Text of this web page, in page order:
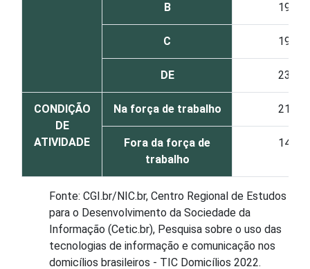
B 19
C 19
DE 23
CONDIÇÃO
DE
ATIVIDADE
Na força de trabalho 21
Fora da força de
trabalho
14
Fonte: CGI.br/NIC.br, Centro Regional de Estudos
para o Desenvolvimento da Sociedade da
Informação (Cetic.br), Pesquisa sobre o uso das
tecnologias de informação e comunicação nos
domicílios brasileiros - TIC Domicílios 2022.